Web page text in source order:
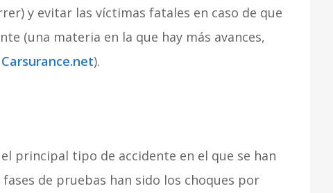
y evitar las víctimas fatales en caso de que
(una materia en la que hay más avances,
).
principal tipo de accidente en el que se han
de pruebas han sido los choques por